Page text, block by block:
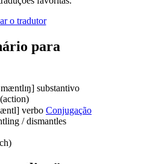
para
substantivo
(action)
verbo Conjugação
/ dismantles